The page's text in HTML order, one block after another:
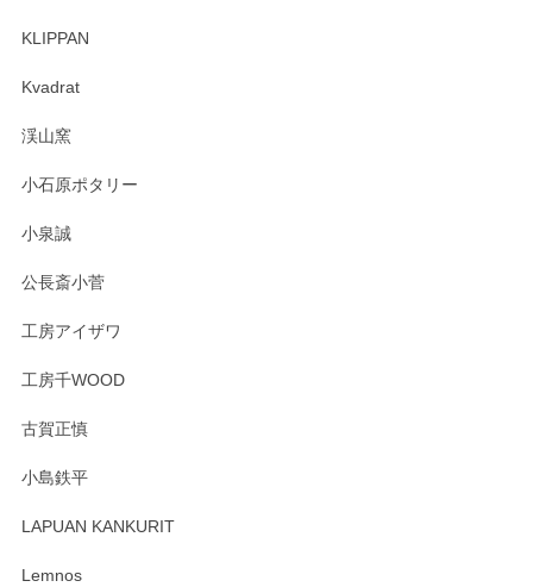
KLIPPAN
Kvadrat
渓山窯
小石原ポタリー
小泉誠
公長斎小菅
工房アイザワ
工房千WOOD
古賀正慎
小島鉄平
LAPUAN KANKURIT
Lemnos